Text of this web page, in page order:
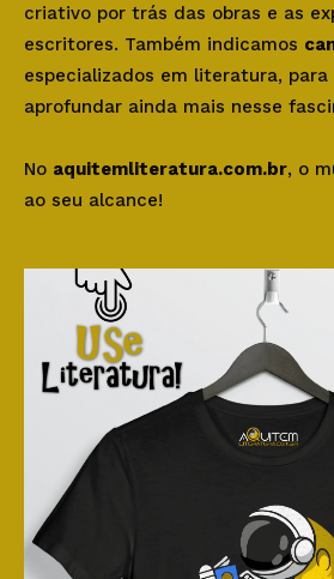
criativo por trás das obras e as
escritores. Também indicamos
especializados em literatura, para
aprofundar ainda mais nesse
No aquitemliteratura.com.br, o
ao seu alcance!